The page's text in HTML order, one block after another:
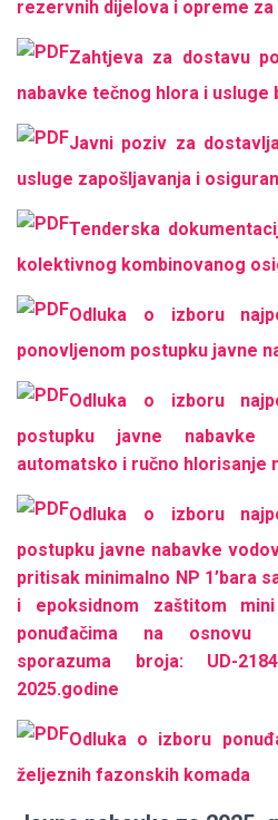
rezervnih dijelova i opreme
Zahtjeva za dostavu
nabavke tečnog hlora i usluge
Javni poziv za
usluge zapošljavanja i
Tenderska
kolektivnog kombinovanog
Odluka o izboru
ponovljenom postupku javne
Odluka o izboru
postupku javne
automatsko i ručno hlorisanje
Оdluka o izboru
postupku javne nabavke
pritisak minimalno NP 1’bara
i epoksidnom zaštitom
ponuđačima na osnovu
sporazuma broja: UD-
2025.godine
Odluka o izboru
željeznih fazonskih komada